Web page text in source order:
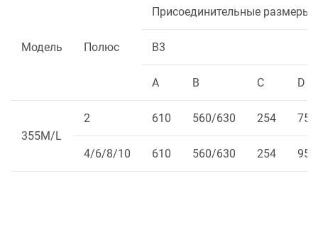
Модель Полюс
Присоединительные размеры
B3
A B C D
355M/L
2 610 560/630 254 75
4/6/8/10 610 560/630 254 95